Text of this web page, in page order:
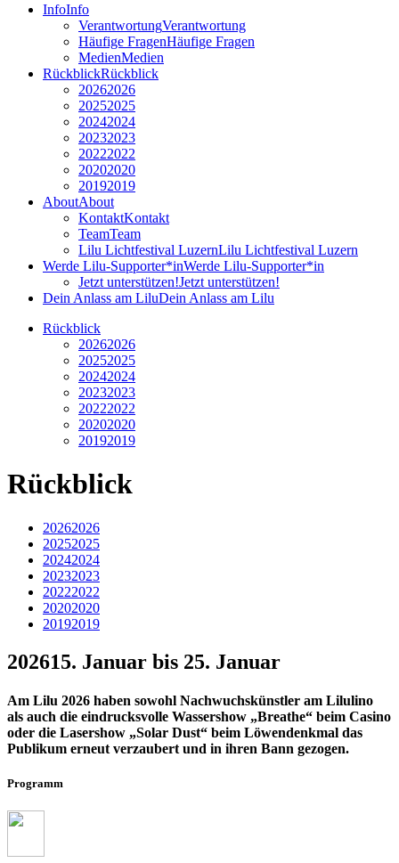
InfoInfo
VerantwortungVerantwortung
Häufige FragenHäufige Fragen
MedienMedien
RückblickRückblick
20262026
20252025
20242024
20232023
20222022
20202020
20192019
AboutAbout
KontaktKontakt
TeamTeam
Lilu Lichtfestival LuzernLilu Lichtfestival Luzern
Werde Lilu-Supporter*inWerde Lilu-Supporter*in
Jetzt unterstützen!Jetzt unterstützen!
Dein Anlass am LiluDein Anlass am Lilu
Rückblick
20262026
20252025
20242024
20232023
20222022
20202020
20192019
Rückblick
20262026
20252025
20242024
20232023
20222022
20202020
20192019
202615. Januar bis 25. Januar
Am Lilu 2026 haben sowohl Nachwuchskünstler am Lilulino
als auch die eindrucksvolle Wassershow „Breathe“ beim Casino
oder die Lasershow „Solar Dust“ beim Löwendenkmal das
Publikum erneut verzaubert und in ihren Bann gezogen.
Programm